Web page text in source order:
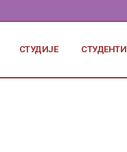
СТУДИЈЕ СТУДЕНТИ